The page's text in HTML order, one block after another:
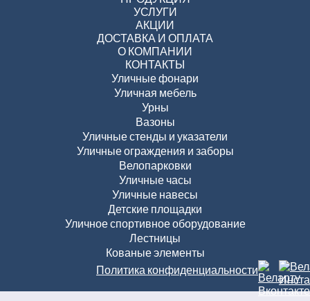
УСЛУГИ
АКЦИИ
ДОСТАВКА И ОПЛАТА
О КОМПАНИИ
КОНТАКТЫ
Уличные фонари
Уличная мебель
Урны
Вазоны
Уличные стенды и указатели
Уличные ограждения и заборы
Велопарковки
Уличные часы
Уличные навесы
Детские площадки
Уличное спортивное оборудование
Лестницы
Кованые элементы
Политика конфиденциальности